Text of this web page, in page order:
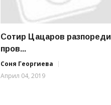
Сотир Цацаров разпореди
пров...
Соня Георгиева
Април 04, 2019